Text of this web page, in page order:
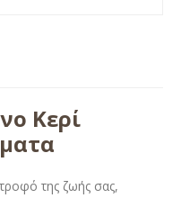
Κερί
της ζωής σας,